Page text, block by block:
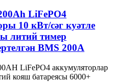
LiFePO4
10 кВт/сәг куәтле
литий тимер
BMS 200A